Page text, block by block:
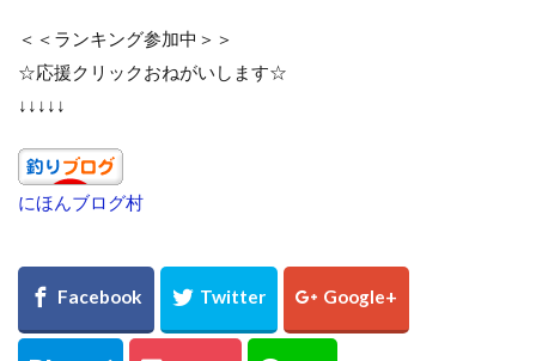
＜＜ランキング参加中＞＞
☆応援クリックおねがいします☆
↓↓↓↓↓
にほんブログ村